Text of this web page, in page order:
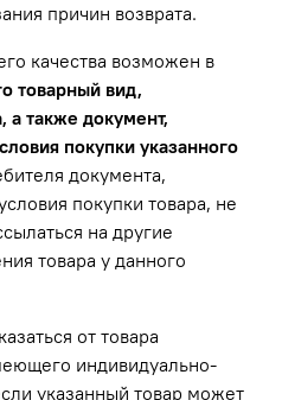
причин возврата.
качества возможен в
товарный вид,
а также документ,
покупки указанного
документа,
покупки товара, не
на другие
товара у данного
от товара
индивидуально-
указанный товар может